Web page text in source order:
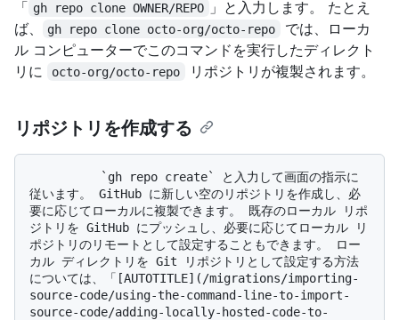
「 gh repo clone OWNER/REPO
」と入力します。 たとえ
ば、
gh repo clone octo-org/octo-repo
では、ローカ
ル コンピューターでこのコマンドを実行したディレクト
リに
octo-org/octo-repo リポジトリが複製されます。
リポジトリを作成する
従います。 GitHub に新しい空のリポジトリを作成し、必
要に応じてローカルに複製できます。 既存のローカル リポ
ジトリを GitHub にプッシュし、必要に応じてローカル リ
ポジトリのリモートとして設定することもできます。 ロー
カル ディレクトリを Git リポジトリとして設定する方法
については、「[AUTOTITLE](/migrations/importing-
source-code/using-the-command-line-to-import-
source-code/adding-locally-hosted-code-to-